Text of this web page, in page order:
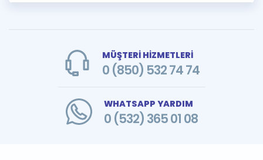
MÜŞTERİ HİZMETLERİ
0 (850) 532 74 74
WHATSAPP YARDIM
0 (532) 365 01 08